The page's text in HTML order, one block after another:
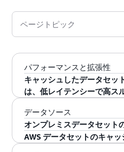
ページトピック
パフォーマンスと拡張性
キャッシュしたデータセッ
は、低レイテンシーで高ス
シー、最大数百 GB/秒のス
数百万 IOPS で、Amazon
(EC2) インスタンス、
データソース
オンプレミスデータセット
AWS マネジメントコンソ
AWS データセットのキャッ